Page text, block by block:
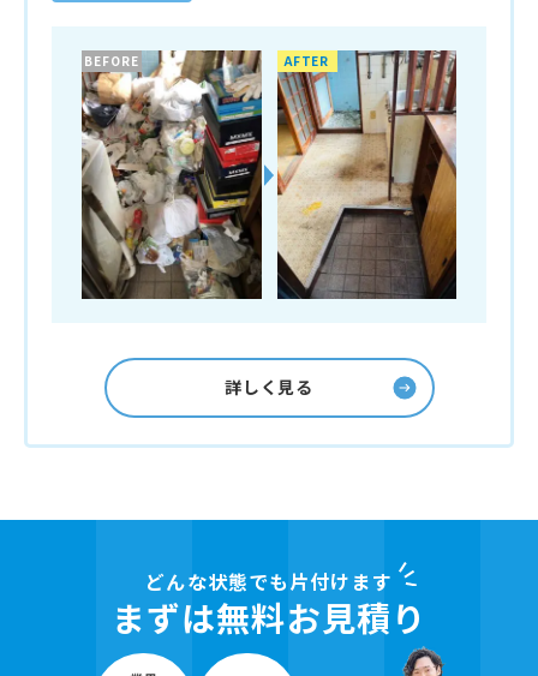
BEFORE AFTER
詳しく見る
どんな状態でも片付けます
まずは無料お見積り